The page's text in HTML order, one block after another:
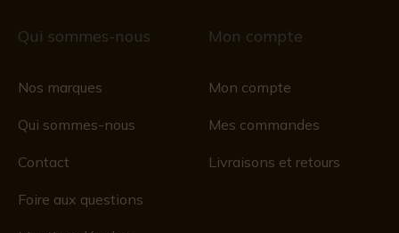
Qui sommes-nous
Nos marques
Qui sommes-nous
Contact
Foire aux questions
Mon compte
Mon compte
Mes commandes
Livraisons et retours